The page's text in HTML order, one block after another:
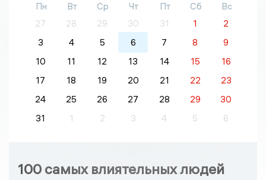
Пн Вт Ср Чт Пт Сб
Вс
27
28 29 30 31 1
2
3
4 5 6 7 8
9
10
11 12 13 14 15
16
17
18 19 20 21 22
23
24
25 26 27 28 29
30
31
1 2 3 4 5 6
100 самых влиятельных людей